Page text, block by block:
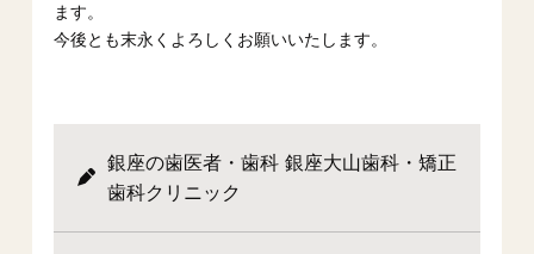
ます。
今後とも末永くよろしくお願いいたします。
銀座の歯医者・歯科 銀座大山歯科・矯正
歯科クリニック